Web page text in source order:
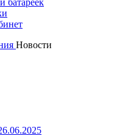
батареек
Новости